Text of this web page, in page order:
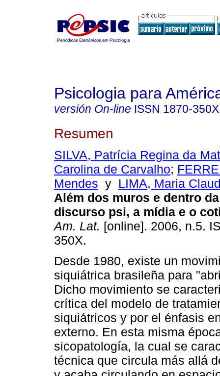
Psicologia para
versión On-line ISSN 1870-350X
Resumen
SILVA, Patrícia Regina da
Carolina de Carvalho;
Mendes y LIMA, Maria
Além dos muros e dentro
discurso psi, a mídia e o
Am. Lat. [online]. 2006, n.5.
350X.
Desde 1980, existe un
siquiátrica brasileña para
Dicho movimiento se
crítica del modelo de
siquiátricos y por el énfasis
externo. En esta misma
sicopatología, la cual se
técnica que circula más allá